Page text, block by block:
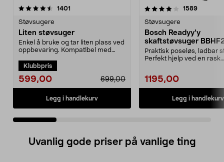
1401
Støvsugere
Liten støvsuger
Enkel å bruke og tar liten plass ved
oppbevaring. Kompatibel med
Klubbpris
599,00 699,00
Legg i handlekurv
4.0 av 5 stjerner 1589
Støvsugere
Bosch Readyy'y
skaftstøvsuger
Praktisk poseløs, ladbar
Perfekt hjelp ved en rask
1195,00
Legg i handlekurv
4.0 av 5 stjerner
Uvanlig gode priser på vanlige ting